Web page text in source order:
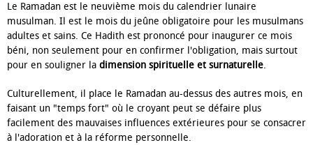
Le Ramadan est le neuvième mois du calendrier lunaire
musulman. Il est le mois du jeûne obligatoire pour les musulmans
adultes et sains. Ce Hadith est prononcé pour inaugurer ce mois
béni, non seulement pour en confirmer l'obligation, mais surtout
pour en souligner la dimension spirituelle et surnaturelle.
Culturellement, il place le Ramadan au-dessus des autres mois, en
faisant un "temps fort" où le croyant peut se défaire plus
facilement des mauvaises influences extérieures pour se consacrer
à l'adoration et à la réforme personnelle.